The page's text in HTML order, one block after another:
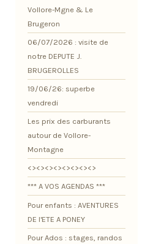
Vollore-Mgne & Le
Brugeron
06/07/2026 : visite de
notre DEPUTE J.
BRUGEROLLES
19/06/26: superbe
vendredi
Les prix des carburants
autour de Vollore-
Montagne
<><><><><><><><>
*** A VOS AGENDAS ***
Pour enfants : AVENTURES
DE l'ETE A PONEY
Pour Ados : stages, randos